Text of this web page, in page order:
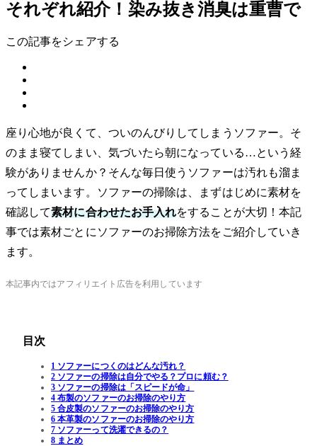
それぞれ紹介！染み抜き消臭は重曹で
この記事をシェアする
座り心地が良くて、ついのんびりしてしまうソファー。そ
のまま寝てしまい、気づいたら朝になっている…という経
験がありませんか？そんな毎日使うソファーは汚れも溜ま
ってしまいます。ソファーの掃除は、まずはじめに素材を
確認して素材に合わせたお手入れをすることが大切！本記
事では素材ごとにソファーのお掃除方法をご紹介していき
ます。
本記事内ではアフィリエイト広告を利用しています
目次
1 ソファーにつくのはどんな汚れ？
2 ソファーの掃除は自分でやる？プロに頼む？
3 ソファーの掃除は「スピードが命」
4 布製のソファーのお掃除のやり方
5 合皮製のソファーのお掃除のやり方
6 本革製のソファーのお掃除のやり方
7 ソファーって洗濯できるの？
8 まとめ